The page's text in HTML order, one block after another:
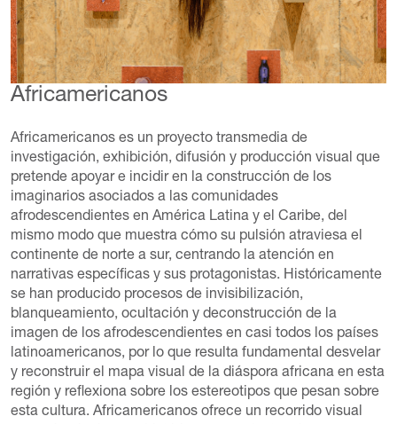
Africamericanos
Africamericanos es un proyecto transmedia de
investigación, exhibición, difusión y producción visual que
pretende apoyar e incidir en la construcción de los
imaginarios asociados a las comunidades
afrodescendientes en América Latina y el Caribe, del
mismo modo que muestra cómo su pulsión atraviesa el
continente de norte a sur, centrando la atención en
narrativas específicas y sus protagonistas. Históricamente
se han producido procesos de invisibilización,
blanqueamiento, ocultación y deconstrucción de la
imagen de los afrodescendientes en casi todos los países
latinoamericanos, por lo que resulta fundamental desvelar
y reconstruir el mapa visual de la diáspora africana en esta
región y reflexiona sobre los estereotipos que pesan sobre
esta cultura. Africamericanos ofrece un recorrido visual